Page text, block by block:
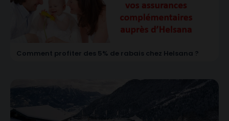
Comment profiter des 5% de rabais chez Helsana ?